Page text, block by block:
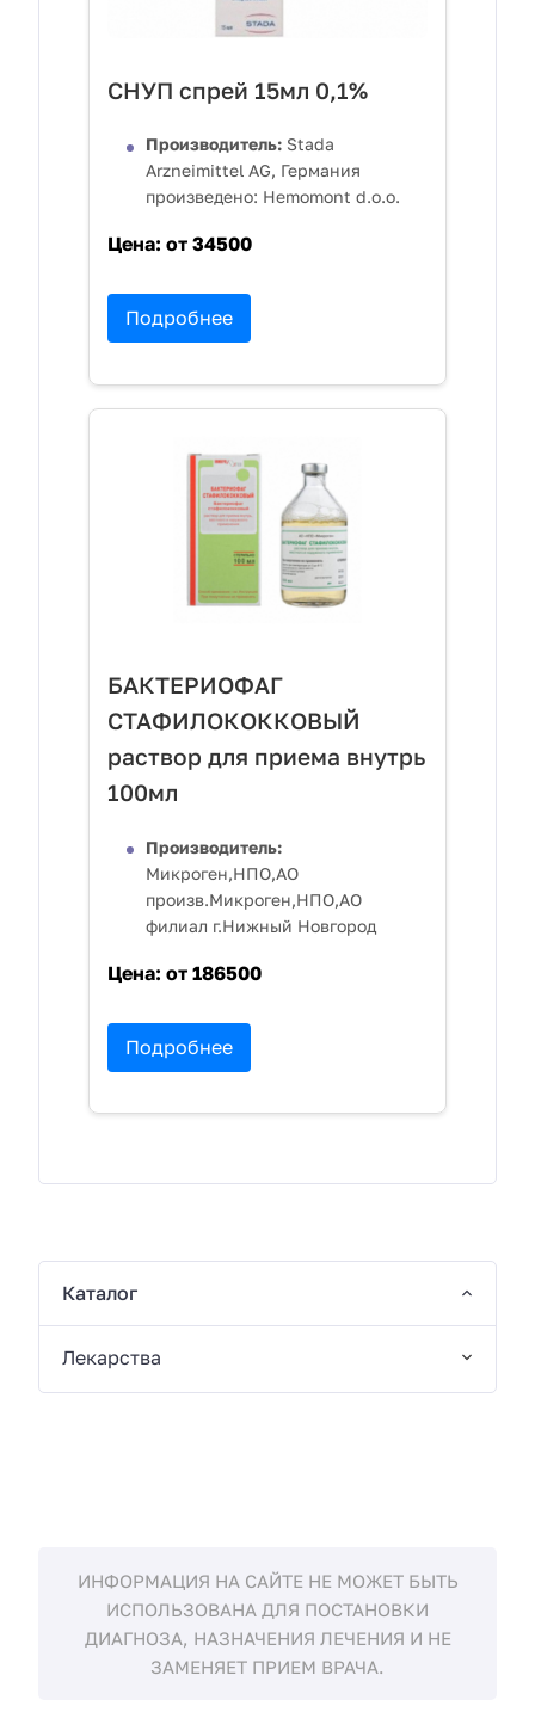
СНУП спрей 15мл 0,1%
Производитель: Stada
Arzneimittel AG, Германия
произведено: Hemomont d.o.o.
Цена: от 34500
Подробнее
БАКТЕРИОФАГ
СТАФИЛОКОККОВЫЙ
раствор для приема внутрь
100мл
Производитель:
Микроген,НПО,АО
произв.Микроген,НПО,АО
филиал г.Нижный Новгород
Цена: от 186500
Подробнее
Каталог
Лекарства
ИНФОРМАЦИЯ НА САЙТЕ НЕ МОЖЕТ БЫТЬ
ИСПОЛЬЗОВАНА ДЛЯ ПОСТАНОВКИ
ДИАГНОЗА, НАЗНАЧЕНИЯ ЛЕЧЕНИЯ И НЕ
ЗАМЕНЯЕТ ПРИЕМ ВРАЧА.